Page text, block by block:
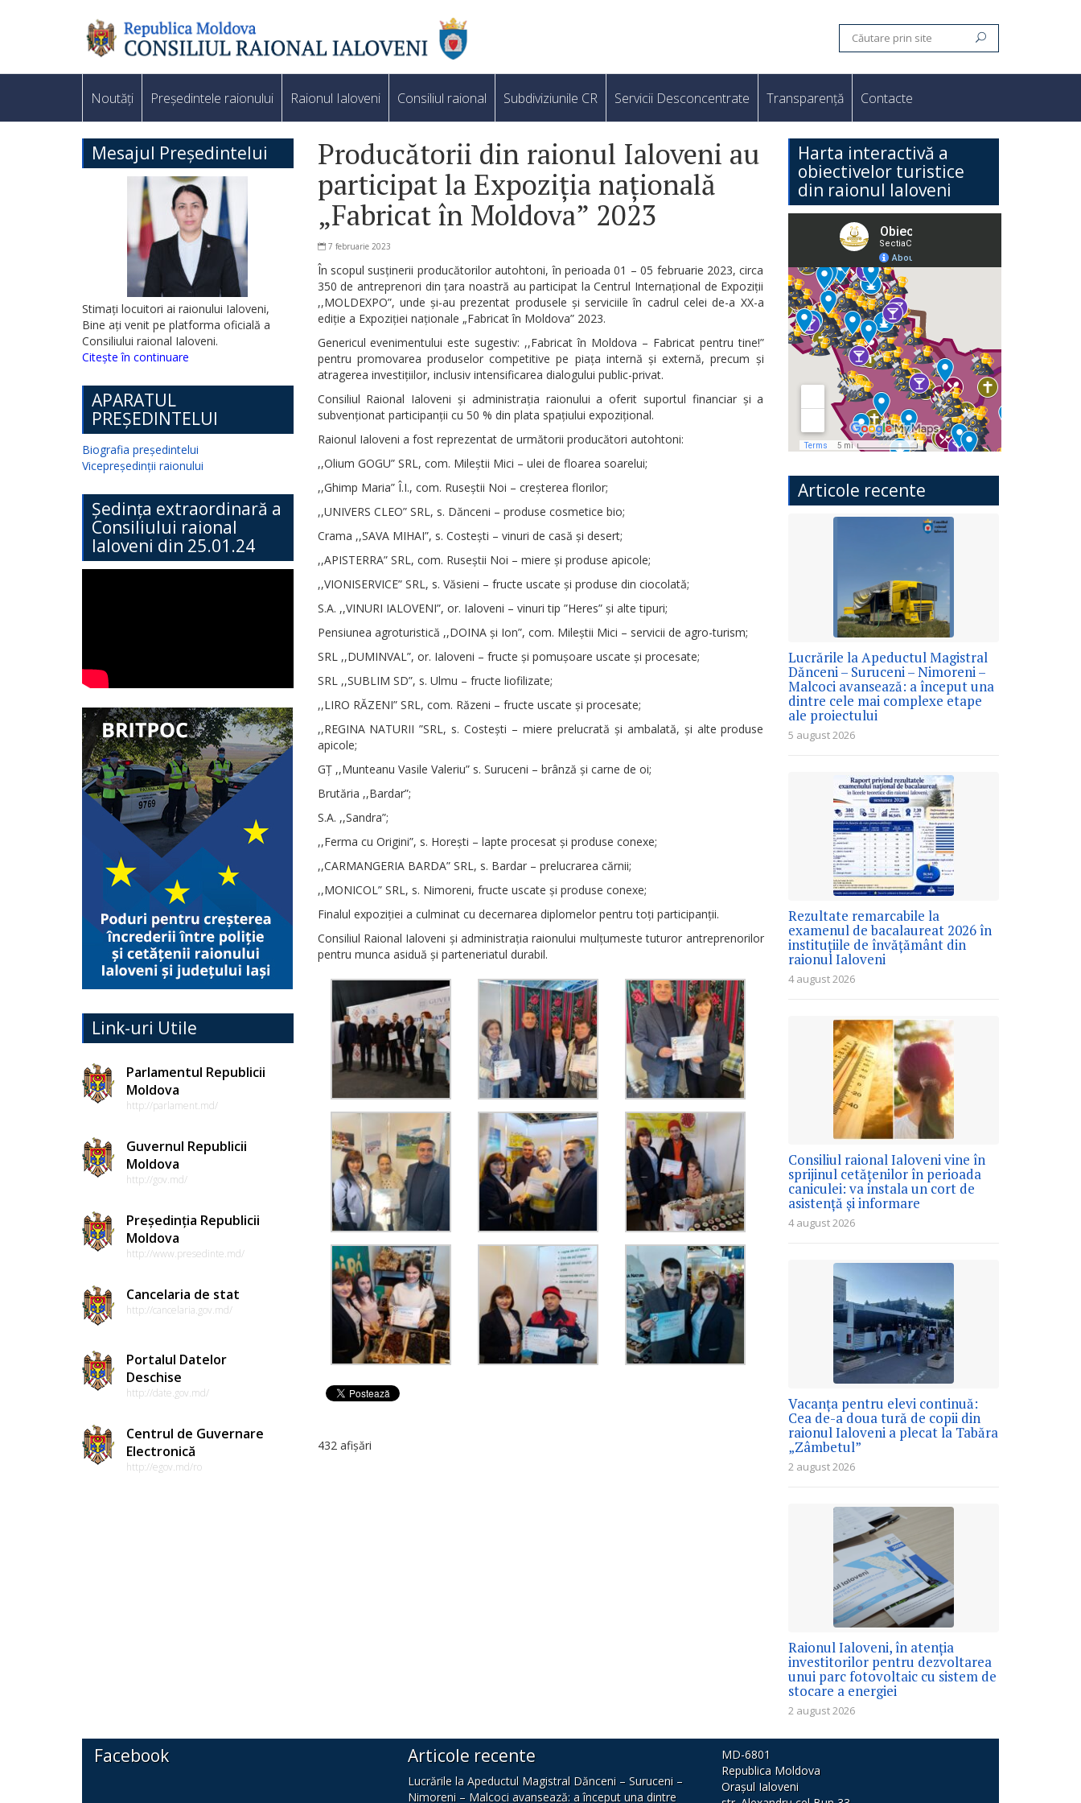
Noutăți Președintele raionului Raionul Ialoveni Consiliul raional Subdiviziunile CR Servicii Desconcentrate Transparență Contacte
Mesajul Președintelui
Stimați locuitori ai raionului Ialoveni,
Bine ați venit pe platforma oficială a
Consiliului raional Ialoveni.
Citește în continuare
APARATUL
PREȘEDINTELUI
Biografia președintelui
Vicepreședinții raionului
Ședința extraordinară a
Consiliului raional
Ialoveni din 25.01.24
Link-uri Utile
Parlamentul Republicii
Moldova
http://parlament.md/
Guvernul Republicii
Moldova
http://gov.md/
Președinția Republicii
Moldova
http://www.presedinte.md/
Cancelaria de stat
http://cancelaria.gov.md/
Portalul Datelor
Deschise
http://date.gov.md/
Centrul de Guvernare
Electronică
http://egov.md/ro
Producătorii din raionul Ialoveni au
participat la Expoziția națională
„Fabricat în Moldova” 2023
7 februarie 2023
În scopul susținerii producătorilor autohtoni, în perioada 01 – 05 februarie 2023, circa
350 de antreprenori din țara noastră au participat la Centrul Internațional de Expoziții
,,MOLDEXPO”, unde și-au prezentat produsele și serviciile în cadrul celei de-a XX-a
ediție a Expoziției naționale „Fabricat în Moldova” 2023.
Genericul evenimentului este sugestiv: ,,Fabricat în Moldova – Fabricat pentru tine!”
pentru promovarea produselor competitive pe piața internă și externă, precum și
atragerea investițiilor, inclusiv intensificarea dialogului public-privat.
Consiliul Raional Ialoveni și administrația raionului a oferit suportul financiar și a
subvenționat participanții cu 50 % din plata spațiului expozițional.
Raionul Ialoveni a fost reprezentat de următorii producători autohtoni:
,,Olium GOGU” SRL, com. Mileștii Mici – ulei de floarea soarelui;
,,Ghimp Maria” Î.I., com. Ruseștii Noi – creșterea florilor;
,,UNIVERS CLEO” SRL, s. Dănceni – produse cosmetice bio;
Crama ,,SAVA MIHAI”, s. Costești – vinuri de casă și desert;
,,APISTERRA” SRL, com. Ruseștii Noi – miere și produse apicole;
,,VIONISERVICE” SRL, s. Văsieni – fructe uscate și produse din ciocolată;
S.A. ,,VINURI IALOVENI”, or. Ialoveni – vinuri tip ”Heres” și alte tipuri;
Pensiunea agroturistică ,,DOINA și Ion”, com. Mileștii Mici – servicii de agro-turism;
SRL ,,DUMINVAL”, or. Ialoveni – fructe și pomușoare uscate și procesate;
SRL ,,SUBLIM SD”, s. Ulmu – fructe liofilizate;
,,LIRO RĂZENI” SRL, com. Răzeni – fructe uscate și procesate;
,,REGINA NATURII ”SRL, s. Costești – miere prelucrată și ambalată, și alte produse
apicole;
GȚ ,,Munteanu Vasile Valeriu” s. Suruceni – brânză și carne de oi;
Brutăria ,,Bardar”;
S.A. ,,Sandra”;
,,Ferma cu Origini”, s. Horești – lapte procesat și produse conexe;
,,CARMANGERIA BARDA” SRL, s. Bardar – prelucrarea cărnii;
,,MONICOL” SRL, s. Nimoreni, fructe uscate și produse conexe;
Finalul expoziției a culminat cu decernarea diplomelor pentru toți participanții.
Consiliul Raional Ialoveni și administrația raionului mulțumeste tuturor antreprenorilor
pentru munca asiduă și parteneriatul durabil.
432 afișări
Harta interactivă a
obiectivelor turistice
din raionul Ialoveni
Articole recente
Lucrările la Apeductul Magistral
Dănceni – Suruceni – Nimoreni –
Malcoci avansează: a început una
dintre cele mai complexe etape
ale proiectului
5 august 2026
Rezultate remarcabile la
examenul de bacalaureat 2026 în
instituțiile de învățământ din
raionul Ialoveni
4 august 2026
Consiliul raional Ialoveni vine în
sprijinul cetățenilor în perioada
caniculei: va instala un cort de
asistență și informare
4 august 2026
Vacanța pentru elevi continuă:
Cea de-a doua tură de copii din
raionul Ialoveni a plecat la Tabăra
„Zâmbetul”
2 august 2026
Raionul Ialoveni, în atenția
investitorilor pentru dezvoltarea
unui parc fotovoltaic cu sistem de
stocare a energiei
2 august 2026
Facebook Articole recente
Lucrările la Apeductul Magistral Dănceni – Suruceni –
Nimoreni – Malcoci avansează: a început una dintre
MD-6801
Republica Moldova
Orașul Ialoveni